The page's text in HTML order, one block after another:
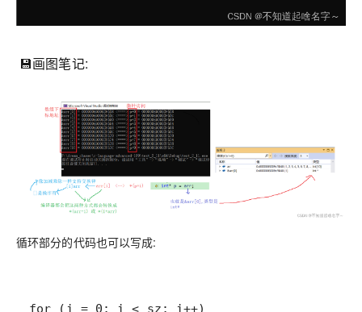
💾画图笔记:
循环部分的代码也可以写成: